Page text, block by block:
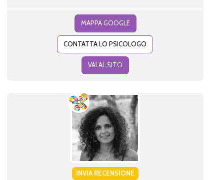
MAPPA GOOGLE
CONTATTA LO PSICOLOGO
VAI AL SITO
INVIA RECENSIONE